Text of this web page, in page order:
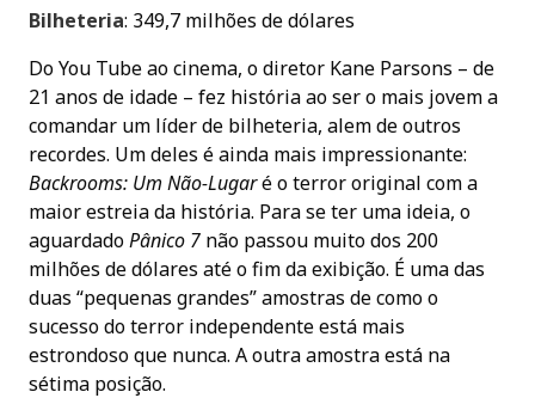
Bilheteria: 349,7 milhões de dólares
Do You Tube ao cinema, o diretor Kane Parsons – de
21 anos de idade – fez história ao ser o mais jovem a
comandar um líder de bilheteria, alem de outros
recordes. Um deles é ainda mais impressionante:
Backrooms: Um Não-Lugaré o terror original com a
maior estreia da história. Para se ter uma ideia, o
aguardadoPânico 7 não passou muito dos 200
milhões de dólares até o fim da exibição. É uma das
duas “pequenas grandes” amostras de como o
sucesso do terror independente está mais
estrondoso que nunca. A outra amostra está na
sétima posição.